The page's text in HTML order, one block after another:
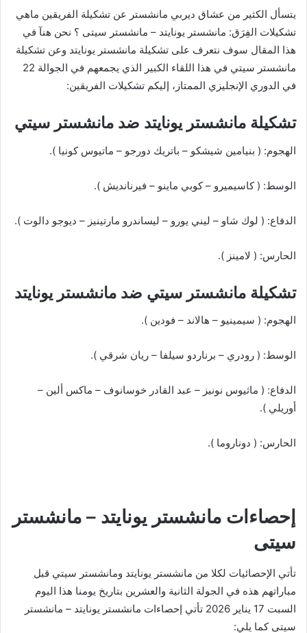
يتسأل الكثير من عشاق ديربي مانشستر عن تشكيلة الفريقين ماهي
تشكيلات الفِرَق: مانشستر يونايتد – مانشستر سيتى ؟ نحن هنآ في
هذا المقال سوف نتعرف على تشكيلة مانشستر يونايتد وعن تشكيلة
مانشستر سيتي في هذا اللقاء الكبير الذي يجمعهم في الجوالة 22
في الدوري الإنجليزي الممتاز، إليكم تشكيلات الفريقين:
تشكيلة مانشستر يونايتد ضد مانشستر سيتي
الهجوم: ( بنيامين شيشكو – باتريك دورجو – ماتيوس كونيا ).
الوسط: ( كاسيميرو – كوبي ماينو – فيرنانديش ).
الدفاع: ( لوك شاو – ليني يورو – ليساندرو مارتينيز – ديوجو دالوت ).
الحارس: ( لامينز ).
تشكيلة مانشستر سيتي ضد مانشستر يونايتد
الهجوم: ( سيمينيو – هالاند – فودين ).
الوسط: ( رودري – برناردو سيلفا – ريان شرقي ).
الدفاع: ( ماثيوس نونيز – عبد القادر خوسانوف – ماكس ألين –
أوريلي ).
الحارس: ( دوناروما ).
إحصاءات ‎مانشستر يونايتد – مانشستر
سيتى
تأتي الإحصائيات لكلا من مانشستر يونايتد ومانشستر سيتي قبل
مباراتهم هذه في الجولة الثانية والعشرين بتاريخ يومنا هذا اليوم
السبت 17 يناير 2026 تأتي إحصاءات ‎مانشستر يونايتد – مانشستر
سيتى كما يلي: